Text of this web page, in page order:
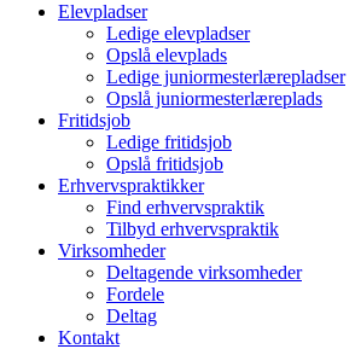
Elevpladser
Ledige elevpladser
Opslå elevplads
Ledige juniormesterlærepladser
Opslå juniormesterlæreplads
Fritidsjob
Ledige fritidsjob
Opslå fritidsjob
Erhvervspraktikker
Find erhvervspraktik
Tilbyd erhvervspraktik
Virksomheder
Deltagende virksomheder
Fordele
Deltag
Kontakt